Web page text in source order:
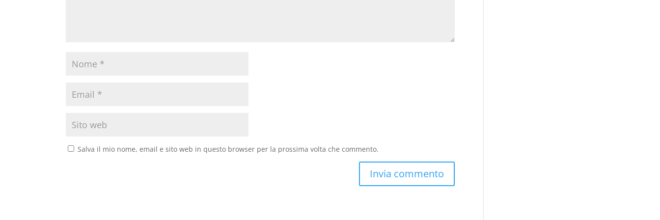
Salva il mio nome, email e sito web in questo browser per la prossima volta che commento.